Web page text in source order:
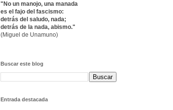
"No un manojo, una manada
es el fajo del fascismo:
detrás del saludo, nada;
detrás de la nada, abismo."
(Miguel de Unamuno)
Buscar este blog
Entrada destacada